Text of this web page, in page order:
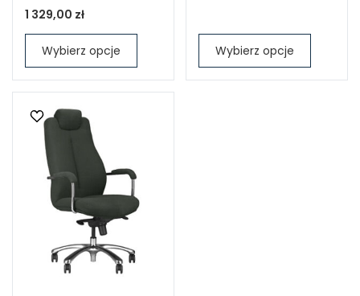
1 329,00 zł
Wybierz opcje Wybierz opcje